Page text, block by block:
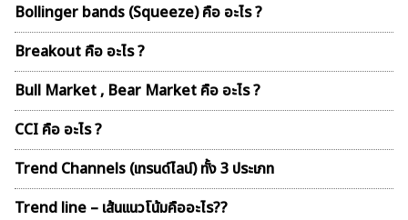
Bollinger bands (Squeeze) คือ อะไร ?
Breakout คือ อะไร ?
Bull Market , Bear Market คือ อะไร ?
CCI คือ อะไร ?
Trend Channels (เทรนด์ไลน์) ทั้ง 3 ประเภท
Trend line – เส้นเเนวโน้มคืออะไร??